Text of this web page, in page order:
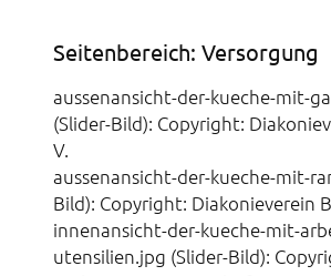
Seitenbereich: Versorgung
aussenansicht-der-kueche-mit-
(Slider-Bild): Copyright:
V.
aussenansicht-der-kueche-mit-
Bild): Copyright: Diakonieverein
innenansicht-der-kueche-mit-
utensilien.jpg (Slider-Bild):